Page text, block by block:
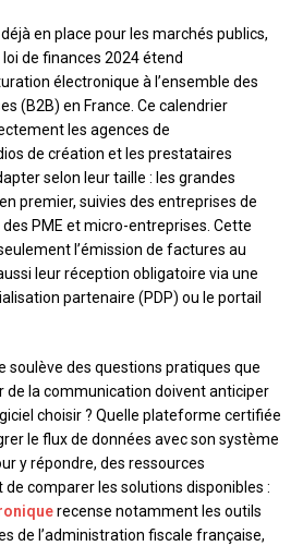
en place pour les marchés publics,
de finances 2024 étend
électronique à l’ensemble des
(B2B) en France. Ce calendrier
les agences de
de création et les prestataires
selon leur taille : les grandes
premier, suivies des entreprises de
PME et micro-entreprises. Cette
l’émission de factures au
leur réception obligatoire via une
partenaire (PDP) ou le portail
soulève des questions pratiques que
de la communication doivent anticiper
choisir ? Quelle plateforme certifiée
le flux de données avec son système
y répondre, des ressources
comparer les solutions disponibles :
recense notamment les outils
de l’administration fiscale française,